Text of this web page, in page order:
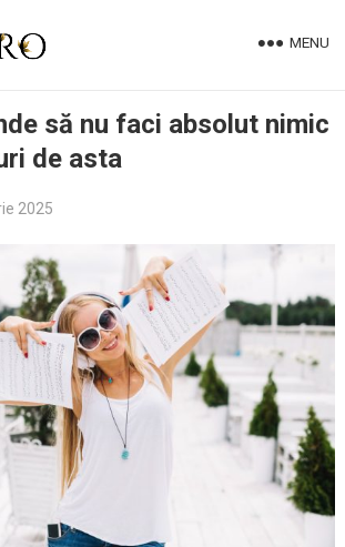
MENU
să nu faci absolut nimic
de asta
2025